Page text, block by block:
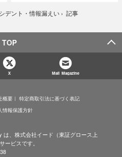
デント・情報漏えい › 記事
TOP
X Mail Magazine
概要
特定商取引法に基づく表記
情報保護方針
は、株式会社イード（東証グロース上
ービスです。